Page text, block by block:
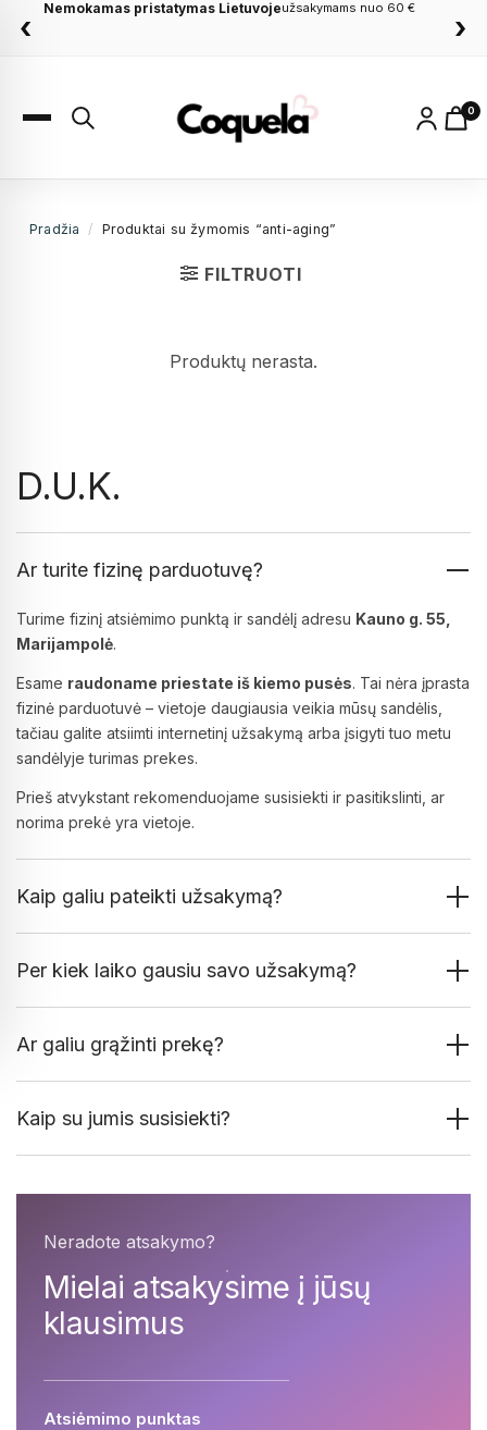
‹
Nemokamas pristatymas Lietuvojeužsakymams nuo 60 €
›
0
Pradžia / Produktai su žymomis “anti-aging”
FILTRUOTI
Produktų nerasta.
D.U.K.
Ar turite fizinę parduotuvę?
Turime fizinį atsiėmimo punktą ir sandėlį adresu Kauno g. 55,
Marijampolė.
Esame raudoname priestate iš kiemo pusės. Tai nėra įprasta
fizinė parduotuvė – vietoje daugiausia veikia mūsų sandėlis,
tačiau galite atsiimti internetinį užsakymą arba įsigyti tuo metu
sandėlyje turimas prekes.
Prieš atvykstant rekomenduojame susisiekti ir pasitikslinti, ar
norima prekė yra vietoje.
Kaip galiu pateikti užsakymą?
Per kiek laiko gausiu savo užsakymą?
Ar galiu grąžinti prekę?
Kaip su jumis susisiekti?
Neradote atsakymo?
Mielai atsakysime į jūsų
klausimus
Atsiėmimo punktas